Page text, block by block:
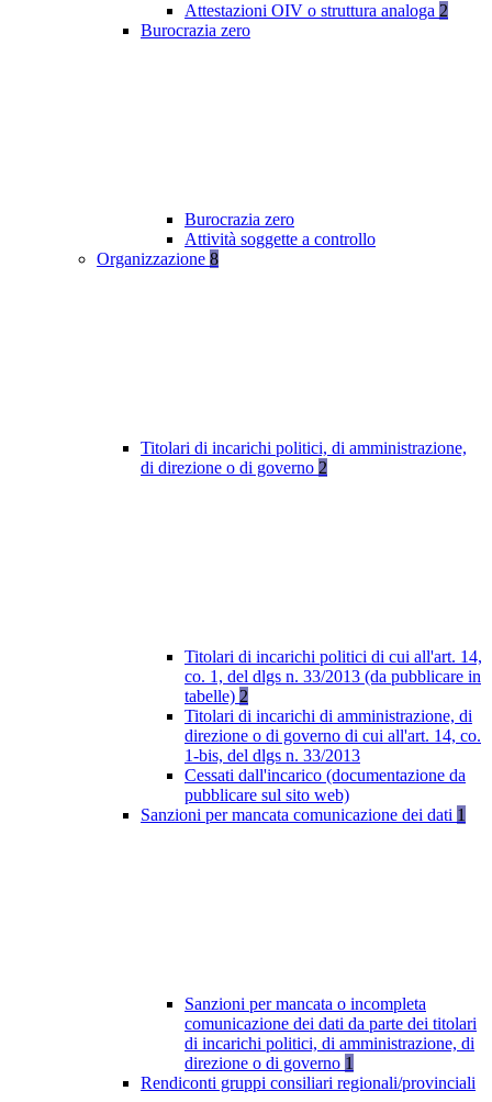
Attestazioni OIV o struttura analoga 2
Burocrazia zero
Burocrazia zero
Attività soggette a controllo
Organizzazione 8
Titolari di incarichi politici, di amministrazione,
di direzione o di governo 2
Titolari di incarichi politici di cui all'art. 14,
co. 1, del dlgs n. 33/2013 (da pubblicare in
tabelle) 2
Titolari di incarichi di amministrazione, di
direzione o di governo di cui all'art. 14, co.
1-bis, del dlgs n. 33/2013
Cessati dall'incarico (documentazione da
pubblicare sul sito web)
Sanzioni per mancata comunicazione dei dati 1
Sanzioni per mancata o incompleta
comunicazione dei dati da parte dei titolari
di incarichi politici, di amministrazione, di
direzione o di governo 1
Rendiconti gruppi consiliari regionali/provinciali